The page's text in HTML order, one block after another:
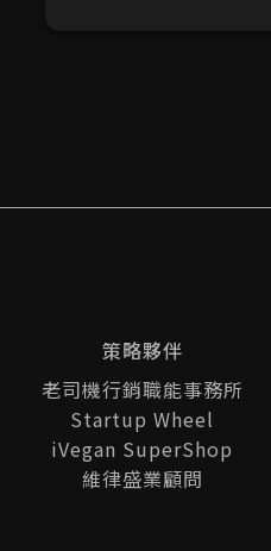
策略夥伴
老司機行銷職能事務所
Startup Wheel
iVegan SuperShop
維律盛業顧問